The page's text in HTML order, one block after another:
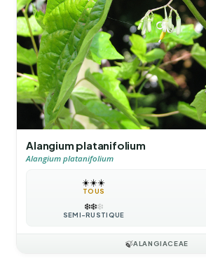
Alangium platanifolium
Alangium platanifolium
☀️☀️☀️
TOUS
❄️❄️❄️
SEMI-RUSTIQUE
🍃ALANGIACEAE